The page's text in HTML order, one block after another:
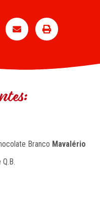
Branco Mavalério